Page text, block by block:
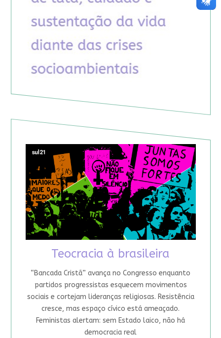
Teocracia à brasileira
“Bancada Cristã” avança no Congresso enquanto
partidos progressistas esquecem movimentos
sociais e cortejam lideranças religiosas. Resistência
cresce, mas espaço cívico está ameaçado.
Feministas alertam: sem Estado laico, não há
democracia real